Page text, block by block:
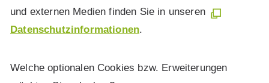
und externen Medien finden Sie in unseren
Datenschutzinformationen.
Welche optionalen Cookies bzw. Erweiterungen